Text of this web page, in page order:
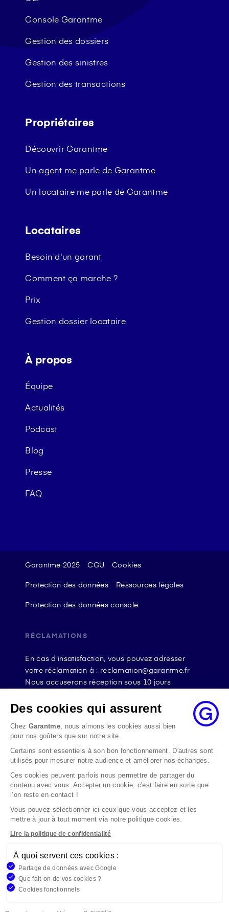
Console Garantme
Gestion des dossiers
Gestion des sinistres
Gestion des transactions
Propriétaires
Découvrir Garantme
Un agent me parle de Garantme
Un locataire me parle de Garantme
Locataires
Besoin d'un garant
Comment ça marche ?
Prix
Gestion dossier locataire
À propos
Équipe
Actualités
Podcast
Blog
Presse
FAQ
Garantme 2025 CGU Cookies
Protection des données Ressources légales
Protection des données console
RÉCLAMATIONS
En cas d’insatisfaction, vous pouvez adresser
votre réclamation à : reclamation@garantme.fr
Nous accuserons réception sous 10 jours
état de cause, nous répondrons à la réclamation
au maximum dans les 2 mois.
Si le désaccord persiste, vous pouvez solliciter
l’avis du Médiateur de l’Assurance par internet à
l’adresse La médiation de l’assurance - Accueil
Par courrier à l’adresse : La Médiation de
l’Assurance TSA 50110 75441 PARIS CEDEX 09 ou
par email à l’adresse www.mediation-
assurance.org
La saisine du Médiateur de l’Assurance est gratuite
mais ne peut intervenir qu’après nous avoir
adressé une réclamation écrite.
Garantme, société par actions simplifiée au capital de 19
Code des Assurances et immatriculée à l’ORIAS
75002 Paris
Des cookies qui assurent
Chez Garantme, nous aimons les cookies aussi bien
pour nos goûters que sur notre site.
Certains sont essentiels à son bon fonctionnement. D'autres sont
utilisés pour mesurer notre audience et améliorer nos échanges.
Ces cookies peuvent parfois nous permettre de partager du
contenu avec vous. Accepter un cookie, c'est faire en sorte que
l’on reste en contact !
Vous pouvez sélectionner ici ceux que vous acceptez et les
mettre à jour à tout moment via notre politique cookies.
Lire la politique de confidentialité
À quoi servent ces cookies :
Partage de données avec Google
Que fait-on de vos cookies ?
Cookies fonctionnels